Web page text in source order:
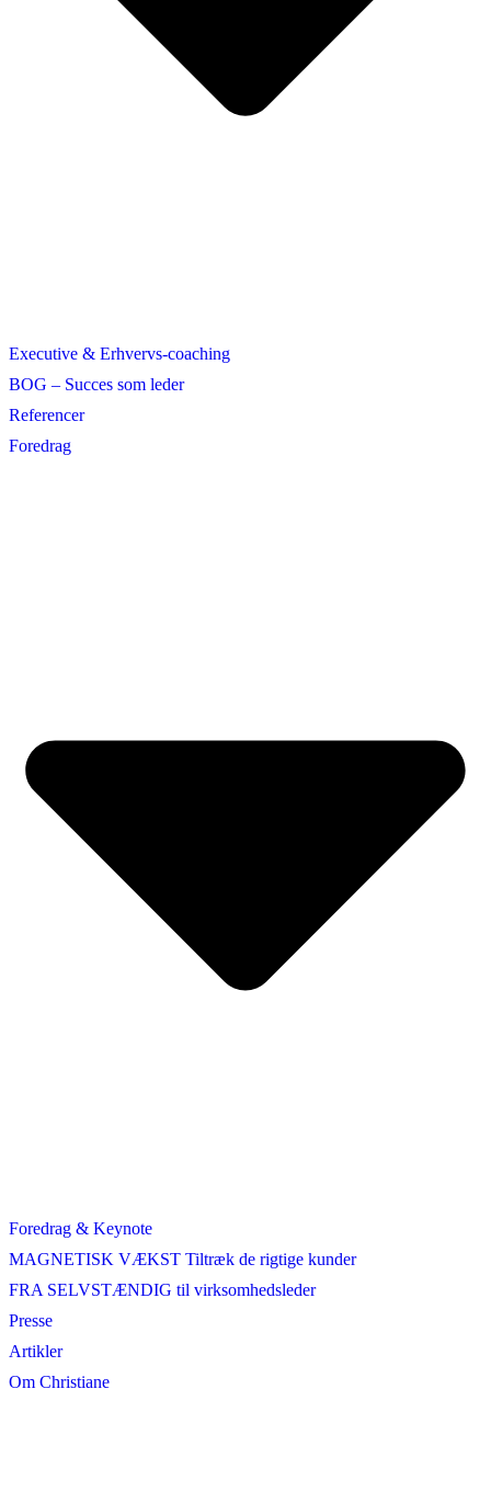
Executive & Erhvervs-coaching
BOG – Succes som leder
Referencer
Foredrag
Foredrag & Keynote
MAGNETISK VÆKST Tiltræk de rigtige kunder
FRA SELVSTÆNDIG til virksomhedsleder
Presse
Artikler
Om Christiane